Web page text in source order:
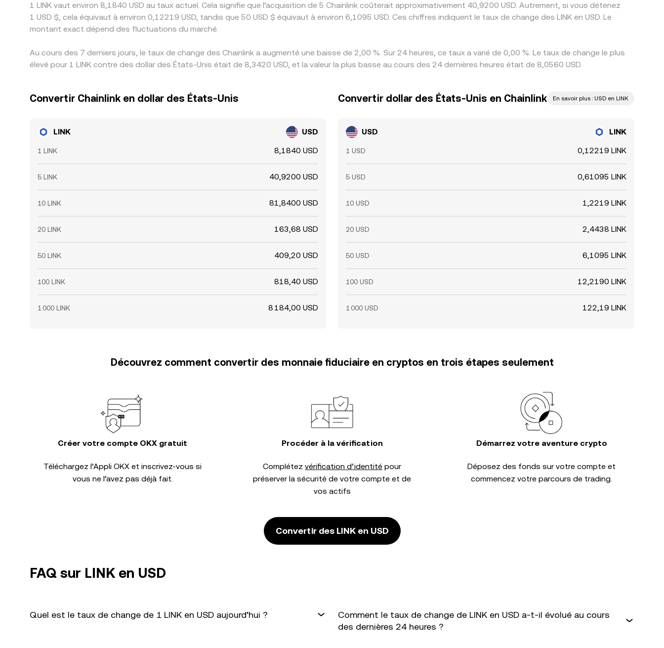
1 LINK vaut environ 8,1840 USD au taux actuel. Cela signifie que l’acquisition de 5 Chainlink coûterait approximativement 40,9200 USD. Autrement, si vous détenez
1 USD $, cela équivaut à environ 0,12219 USD, tandis que 50 USD $ équivaut à environ 6,1095 USD. Ces chiffres indiquent le taux de change des LINK en USD. Le
montant exact dépend des fluctuations du marché.
Au cours des 7 derniers jours, le taux de change des Chainlink a augmenté une baisse de 2,00 %. Sur 24 heures, ce taux a varié de 0,00 %. Le taux de change le plus
élevé pour 1 LINK contre des dollar des États-Unis était de 8,3420 USD, et la valeur la plus basse au cours des 24 dernières heures était de 8,0560 USD.
Convertir Chainlink en dollar des États-Unis
LINK USD
1 LINK 8,1840 USD
5 LINK 40,9200 USD
10 LINK 81,8400 USD
20 LINK 163,68 USD
50 LINK 409,20 USD
100 LINK 818,40 USD
1 000 LINK 8 184,00 USD
Convertir dollar des États-Unis en Chainlink En savoir plus : USD en LINK
USD LINK
1 USD 0,12219 LINK
5 USD 0,61095 LINK
10 USD 1,2219 LINK
20 USD 2,4438 LINK
50 USD 6,1095 LINK
100 USD 12,2190 LINK
1 000 USD 122,19 LINK
Découvrez comment convertir des monnaie fiduciaire en cryptos en trois étapes seulement
Créer votre compte OKX gratuit
Téléchargez l’Appli OKX et inscrivez-vous si
vous ne l’avez pas déjà fait.
Procéder à la vérification
Complétez vérification d’identité pour
préserver la sécurité de votre compte et de
vos actifs
Démarrez votre aventure crypto
Déposez des fonds sur votre compte et
commencez votre parcours de trading.
Convertir des LINK en USD
FAQ sur LINK en USD
Quel est le taux de change de 1 LINK en USD aujourd’hui ?
Comment le taux de change de LINK en USD a-t-il évolué au cours
des dernières 24 heures ?